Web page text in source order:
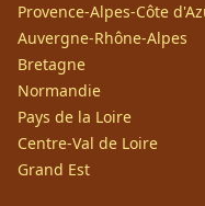
Provence-Alpes-Côte
Auvergne-Rhône-Alpes
Bretagne
Normandie
Pays de la Loire
Centre-Val de Loire
Grand Est